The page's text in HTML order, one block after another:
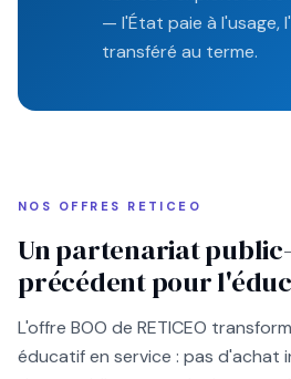
— l'État paie à l'usage,
transféré au terme.
NOS OFFRES RETICEO
Un partenariat
précédent pour
L'offre BOO de RETICEO
éducatif en service : pas d'achat